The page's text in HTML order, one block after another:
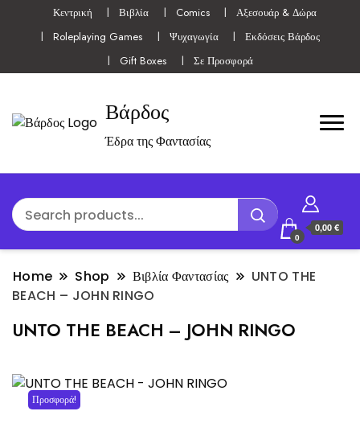
Κεντρική Βιβλία Comics
Αξεσουάρ & Δώρα
Roleplaying Games
Ψυχαγωγία
Εκδόσεις Βάρδος
Gift Boxes
Σε Προσφορά
Βάρδος
Έδρα της Φαντασίας
0
0,00 €
Home Shop Βιβλία Φαντασίας
UNTO THE
BEACH – JOHN RINGO
UNTO THE BEACH – JOHN RINGO
Προσφορά!